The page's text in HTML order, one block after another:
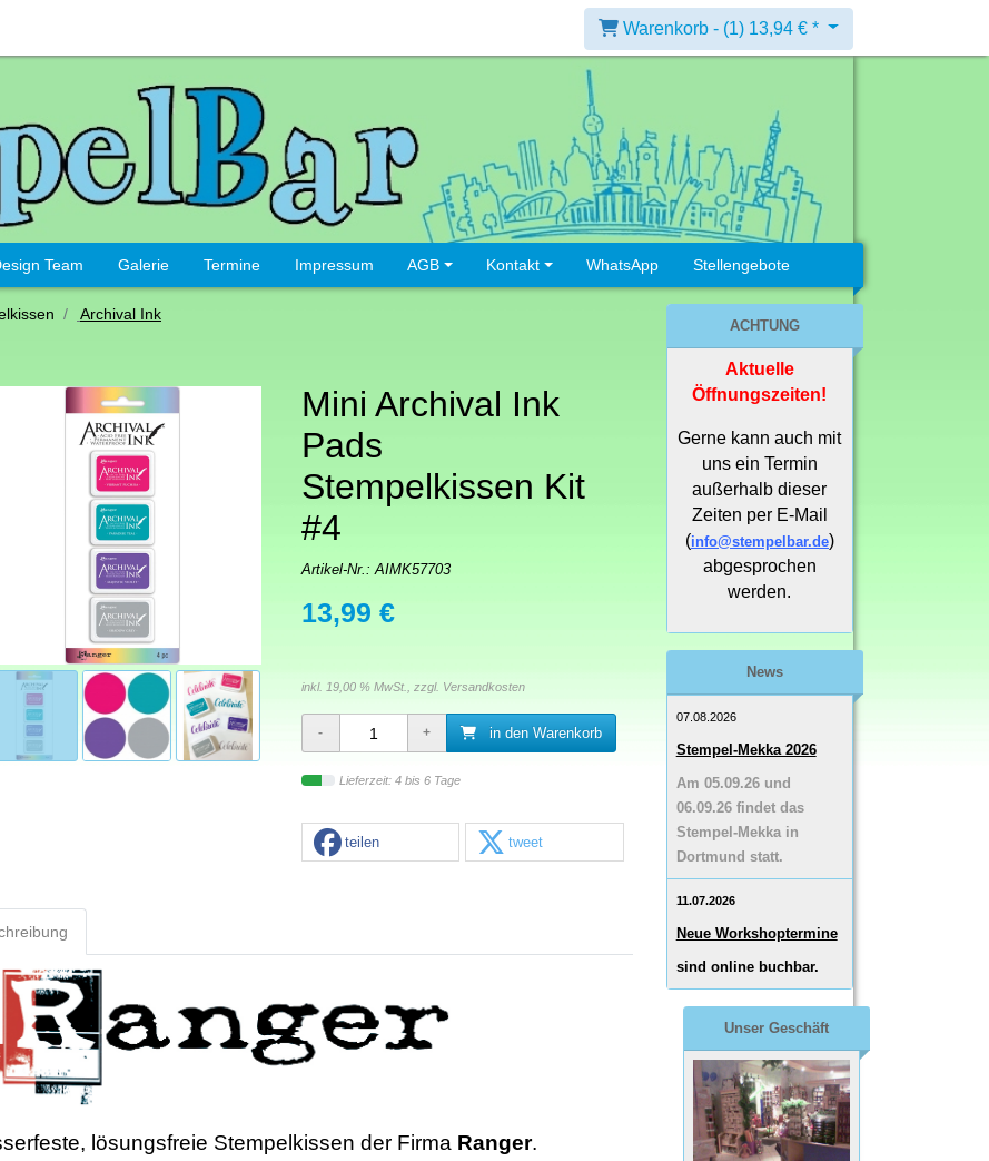
Warenkorb - (1) 13,94 € *
Team Galerie Termine Impressum AGB Kontakt WhatsApp Stellengebote
Archival Ink
Mini Archival Ink
Pads
Stempelkissen Kit
#4
Artikel-Nr.:AIMK57703
13,99 €
inkl. 19,00 % MwSt., zzgl. Versandkosten
in den Warenkorb
Lieferzeit: 4 bis 6 Tage
teilen tweet
lösungsfreie Stempelkissen der Firma Ranger.
ACHTUNG
Aktuelle
Öffnungszeiten!
Gerne kann auch mit
uns ein Termin
außerhalb dieser
Zeiten per E-Mail
(info@stempelbar.de)
abgesprochen
werden.
News
07.08.2026
Stempel-Mekka 2026
Am 05.09.26 und
06.09.26 findet das
Stempel-Mekka in
Dortmund statt.
11.07.2026
Neue Workshoptermine
sind online buchbar.
Unser Geschäft